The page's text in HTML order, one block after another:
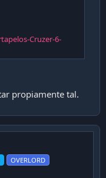
Cruzer-6-
propiamente tal.
OVERLORD